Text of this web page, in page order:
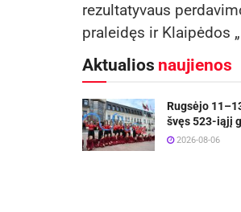
rezultatyvaus
praleidęs ir Klaipėdos
Aktualios naujienos
Rugsėjo
švęs 523-iąjį
2026-08-06